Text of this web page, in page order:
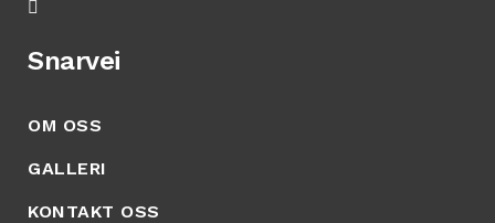
Snarvei
OM OSS
GALLERI
KONTAKT OSS